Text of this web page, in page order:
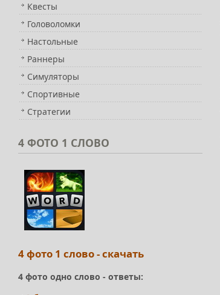
Квесты
Головоломки
Настольные
Раннеры
Симуляторы
Спортивные
Стратегии
4 ФОТО 1 СЛОВО
4 фото 1 слово - скачать
4 фото одно слово - ответы: